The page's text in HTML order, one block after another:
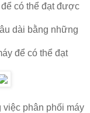
có thể đạt được
dài bằng những
để có thể đạt
việc phân phối máy